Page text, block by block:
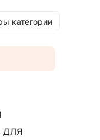
категории
для